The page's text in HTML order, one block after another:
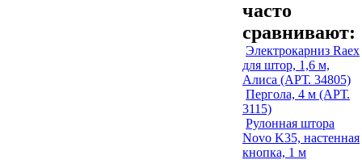
часто
сравнивают:
Электрокарниз Raex
для штор, 1,6 м,
Алиса (АРТ. 34805)
Пергола, 4 м (АРТ.
3115)
Рулонная штора
Novo K35, настенная
кнопка, 1 м